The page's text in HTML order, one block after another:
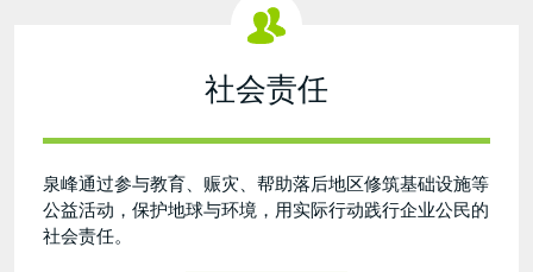
社会责任
泉峰通过参与教育、赈灾、帮助落后地区修筑基础设施等
公益活动，保护地球与环境，用实际行动践行企业公民的
社会责任。